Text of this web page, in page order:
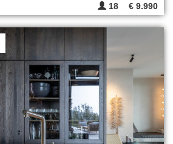
18 € 9.990